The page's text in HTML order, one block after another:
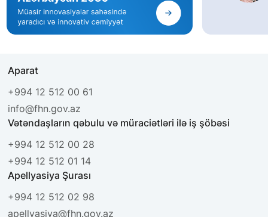
Aparat
+994 12 512 00 61
info@fhn.gov.az
Vətəndaşların qəbulu və müraciətləri ilə iş şöbəsi
+994 12 512 00 28
+994 12 512 01 14
Apellyasiya Şurası
+994 12 512 02 98
apellyasiya@fhn.gov.az